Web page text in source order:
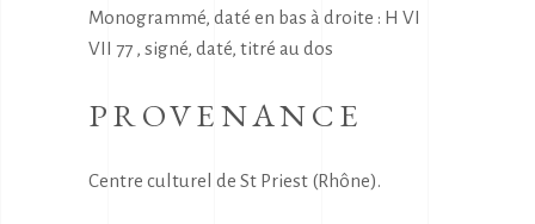
Monogrammé, daté en bas à droite : H VI
VII 77 , signé, daté, titré au dos
PROVENANCE
Centre culturel de St Priest (Rhône).